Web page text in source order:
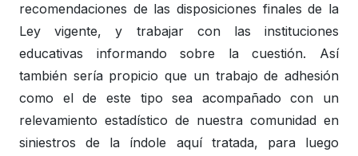
recomendaciones de las disposiciones finales de la
Ley vigente, y trabajar con las instituciones
educativas informando sobre la cuestión. Así
también sería propicio que un trabajo de adhesión
como el de este tipo sea acompañado con un
relevamiento estadístico de nuestra comunidad en
siniestros de la índole aquí tratada, para luego